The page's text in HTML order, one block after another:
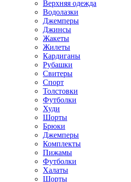
Верхняя одежда
Водолазки
Джемперы
Джинсы
Жакеты
Жилеты
Кардиганы
Рубашки
Свитеры
Спорт
Толстовки
Футболки
Худи
Шорты
Брюки
Джемперы
Комплекты
Пижамы
Футболки
Халаты
Шорты